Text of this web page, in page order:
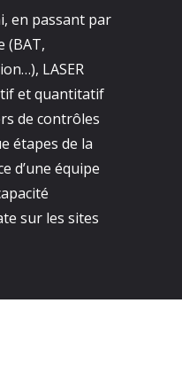
en passant par
(BAT,
LASER
et quantitatif
de contrôles
étapes de la
d’une équipe
sur les sites